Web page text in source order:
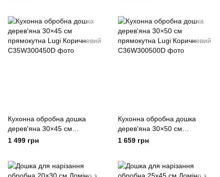
Кухонна обробна дошка
дерев'яна 30×45 см
прямокутна Lugi Коричневий
1 499 грн
Кухонна обробна дошка
дерев'яна 30×50 см
прямокутна Lugi Коричневий
1 659 грн